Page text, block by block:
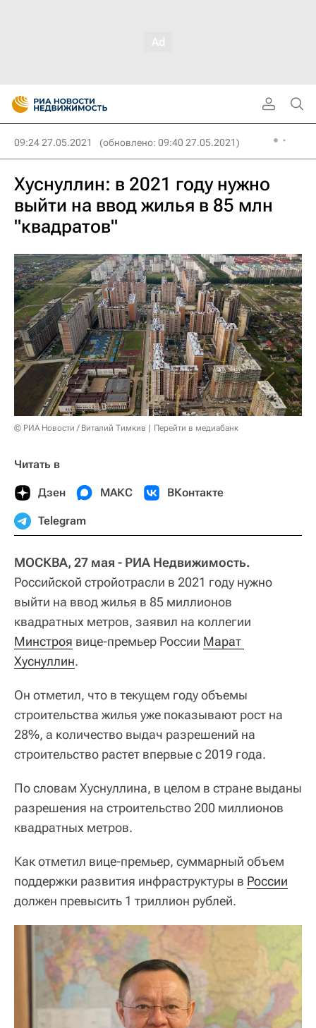
09:24 27.05.2021 (обновлено: 09:40 27.05.2021)
Хуснуллин: в 2021 году нужно
выйти на ввод жилья в 85 млн
"квадратов"
© РИА Новости / Виталий Тимкив Перейти в медиабанк
Читать в
Дзен МАКС ВКонтакте
Telegram
МОСКВА, 27 мая - РИА Недвижимость.
Российской стройотрасли в 2021 году нужно
выйти на ввод жилья в 85 миллионов
квадратных метров, заявил на коллегии
Минстроя вице-премьер России Марат
Хуснуллин.
Он отметил, что в текущем году объемы
строительства жилья уже показывают рост на
28%, а количество выдач разрешений на
строительство растет впервые с 2019 года.
По словам Хуснуллина, в целом в стране выданы
разрешения на строительство 200 миллионов
квадратных метров.
Как отметил вице-премьер, суммарный объем
поддержки развития инфраструктуры в России
должен превысить 1 триллион рублей.